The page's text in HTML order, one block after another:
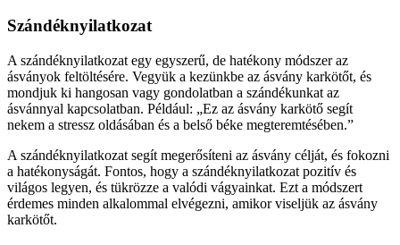
Szándéknyilatkozat
A szándéknyilatkozat egy egyszerű, de hatékony módszer az
ásványok feltöltésére. Vegyük a kezünkbe az ásvány karkötőt, és
mondjuk ki hangosan vagy gondolatban a szándékunkat az
ásvánnyal kapcsolatban. Például: „Ez az ásvány karkötő segít
nekem a stressz oldásában és a belső béke megteremtésében.”
A szándéknyilatkozat segít megerősíteni az ásvány célját, és fokozni
a hatékonyságát. Fontos, hogy a szándéknyilatkozat pozitív és
világos legyen, és tükrözze a valódi vágyainkat. Ezt a módszert
érdemes minden alkalommal elvégezni, amikor viseljük az ásvány
karkötőt.